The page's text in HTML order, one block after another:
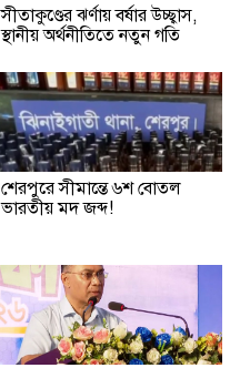
সীতাকুণ্ডের ঝর্ণায় বর্ষার উচ্ছ্বাস,
স্থানীয় অর্থনীতিতে নতুন গতি
শেরপুরে সীমান্তে ৬শ বোতল
ভারতীয় মদ জব্দ!